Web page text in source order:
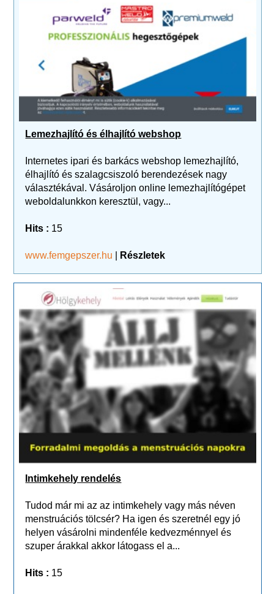
Lemezhajlító és élhajlító webshop
Internetes ipari és barkács webshop lemezhajlító,
élhajlító és szalagcsiszoló berendezések nagy
választékával. Vásároljon online lemezhajlítógépet
weboldalunkkon keresztül, vagy...
Hits : 15
www.femgepszer.hu Részletek
Intimkehely rendelés
Tudod már mi az az intimkehely vagy más néven
menstruációs tölcsér? Ha igen és szeretnél egy jó
helyen vásárolni mindenféle kedvezménnyel és
szuper árakkal akkor látogass el a...
Hits : 15